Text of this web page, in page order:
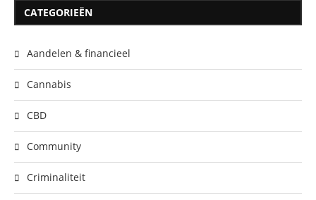
CATEGORIEËN
Aandelen & financieel
Cannabis
CBD
Community
Criminaliteit